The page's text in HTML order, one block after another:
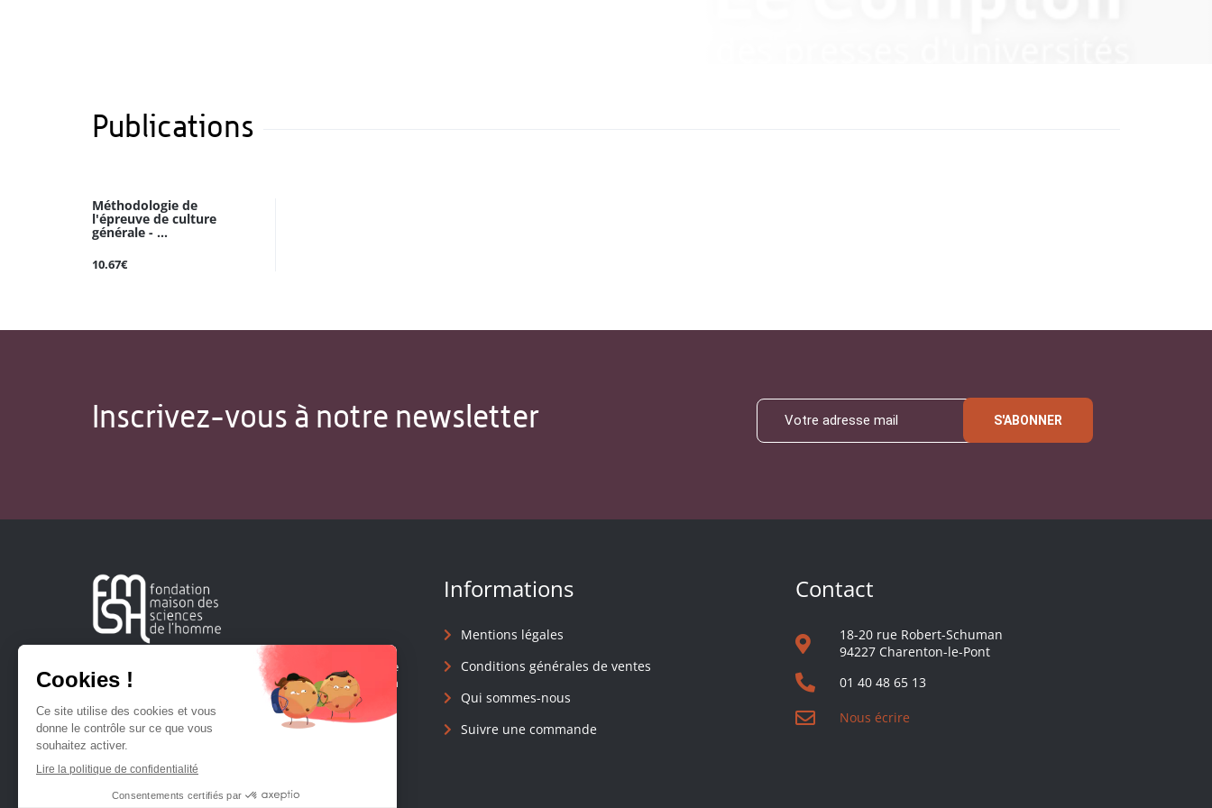
Publications
Méthodologie de
l'épreuve de culture
générale - ...
10.67€
Inscrivez-vous à notre newsletter S'ABONNER
Créée en 1963, la Fondation Maison Sciences de l'Homme
soutient la recherche et la diffusion des connaissances en
Informations
Mentions légales
Conditions générales de ventes
Qui sommes-nous
Suivre une commande
Contact
18-20 rue Robert-Schuman
94227 Charenton-le-Pont
01 40 48 65 13
Nous écrire